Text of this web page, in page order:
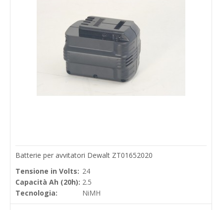
Batterie per avvitatori Dewalt ZT01652020
Tensione in Volts: 24
Capacità Ah (20h): 2.5
Tecnologia:
NiMH